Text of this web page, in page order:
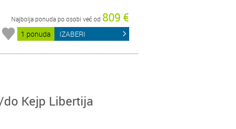
Najbolja ponuda po osobi već od 809 €
1 ponuda IZABERI
Kejp Libertija